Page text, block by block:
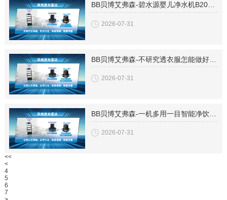
BB贝博艾弗森-碧水源婴儿净水机B2000上市发布全面升级婴儿健康饮水
2026-07-31
2026-07-31
2026-07-31
<<
<
4
5
6
7